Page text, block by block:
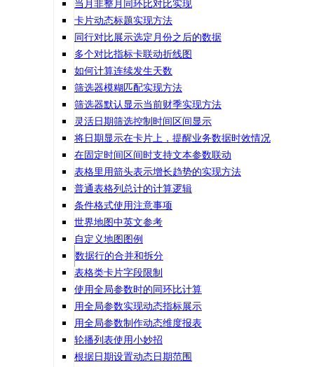
当月非整月同环比对比实现
卡片动态标题实现方法
同行对比展示选定月份之后的数据
多个对比指标卡联动折线图
如何计算连续发生天数
筛选器模糊匹配实现方法
筛选器默认显示当前财季实现方法
灵活日期筛选控制时间区间显示
将日期显示在卡片上，提醒业务数据时效情况
在固定时间区间时支持文本参数联动
表格里用箭头表示增长趋势的实现方法
普通表格列总计的计算逻辑
条件格式使用注意事项
世界地图中英文参考
自定义地图图例
数据行的合并和拆分
表格类卡片字段限制
使用全局参数时的同环比计算
用全局参数实现动态指标展示
用全局参数制作动态维度报表
轮播列表使用小妙招
根据日期设置动态日期范围